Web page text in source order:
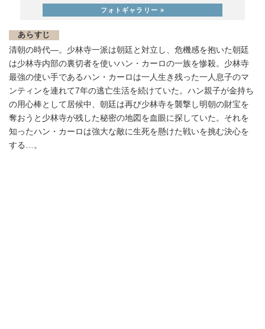
あらすじ
清朝の時代―。少林寺一派は朝廷と対立し、危機感を抱いた朝廷
は少林寺内部の裏切者を使いハン・カーロの一族を惨殺。少林寺
最強の使い手であるハン・カーロは一人生き残った一人息子のマ
ンティンを連れて7年の逃亡生活を続けていた。ハン親子が金持ち
の用心棒として居候中、朝廷は再び少林寺を襲撃し明朝の財宝を
奪おうと少林寺が残した秘密の地図を血眼に探していた。それを
知ったハン・カーロは強大な敵に生死を懸けた戦いを挑む決心を
する…。